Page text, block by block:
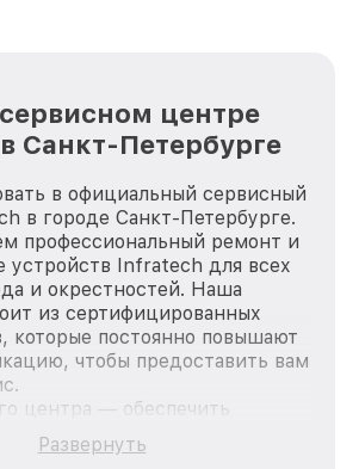
центре
Санкт-Петербурге
в официальный сервисный
в городе Санкт-Петербурге.
профессиональный ремонт и
устройств Infratech для всех
и окрестностей. Наша
из сертифицированных
которые постоянно повышают
чтобы предоставить вам
центра — обеспечить
и доступный ремонт для
продукции Infratech,
Развернуть